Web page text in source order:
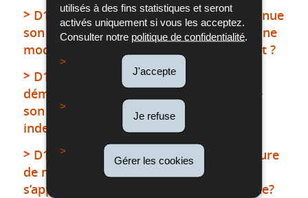
utilisés à des fins statistiques et seront
activés uniquement si vous les acceptez.
Consulter notre politique de confidentialité.
J'accepte
Je refuse
Gérer les cookies
D1c15 - Qu’en est-il du salarié qui continue
son travail suite à l'entrée en vigueur d'une
modification substantielle de son contrat ?
D1c16 - Est-ce que le salarié qui a
démissionné suite à une modification de
son contrat de travail a droit à une
indemnité de départ ?
D1c17 - Est-ce que cette même procédure
de modification du contrat de travail
s’applique en cas de reclassement interne?